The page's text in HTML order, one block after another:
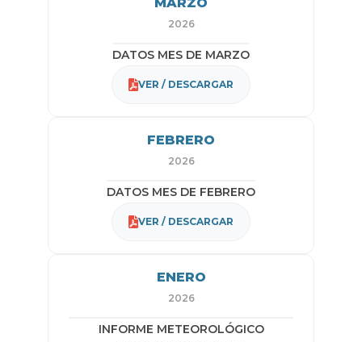
MARZO
2026
DATOS MES DE MARZO
VER / DESCARGAR
FEBRERO
2026
DATOS MES DE FEBRERO
VER / DESCARGAR
ENERO
2026
INFORME METEOROLÓGICO